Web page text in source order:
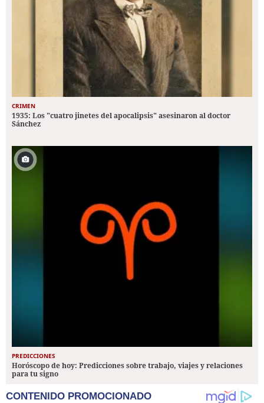
CRIMEN
1935: Los "cuatro jinetes del apocalipsis" asesinaron al doctor
Sánchez
PREDICCIONES
Horóscopo de hoy: Predicciones sobre trabajo, viajes y relaciones
para tu signo
CONTENIDO PROMOCIONADO